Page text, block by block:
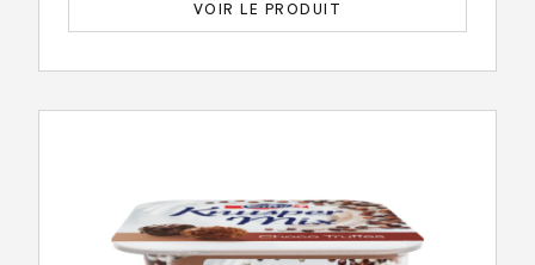
VOIR LE PRODUIT